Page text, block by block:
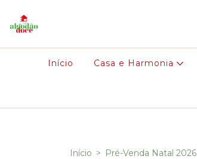
Início Casa e Harmonia
Início > Pré-Venda Natal 2026